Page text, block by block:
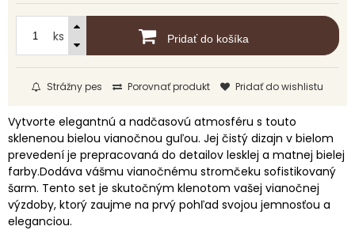
ks Pridať do košíka
Strážny pes Porovnať produkt Pridať do wishlistu
Vytvorte elegantnú a nadčasovú atmosféru s touto
sklenenou bielou vianočnou guľou. Jej čistý dizajn v bielom
prevedení je prepracovaná do detailov lesklej a matnej bielej
farby.Dodáva vášmu vianočnému stromčeku sofistikovaný
šarm. Tento set je skutočným klenotom vašej vianočnej
výzdoby, ktorý zaujme na prvý pohľad svojou jemnosťou a
eleganciou.